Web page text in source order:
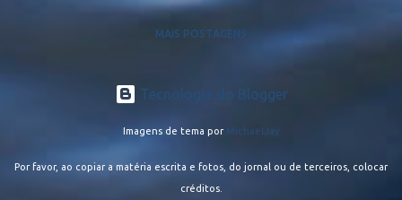
MAIS POSTAGENS
Tecnologia do Blogger
Imagens de tema por MichaelJay
Por favor, ao copiar a matéria escrita e fotos, do jornal ou de terceiros, colocar
créditos.